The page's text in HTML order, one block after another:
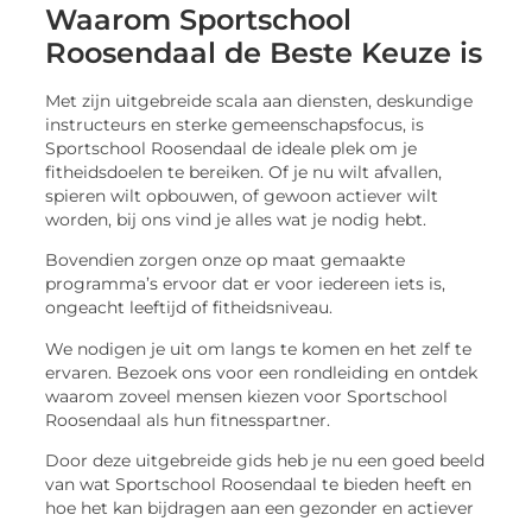
Waarom Sportschool
Roosendaal de Beste Keuze is
Met zijn uitgebreide scala aan diensten, deskundige
instructeurs en sterke gemeenschapsfocus, is
Sportschool Roosendaal de ideale plek om je
fitheidsdoelen te bereiken. Of je nu wilt afvallen,
spieren wilt opbouwen, of gewoon actiever wilt
worden, bij ons vind je alles wat je nodig hebt.
Bovendien zorgen onze op maat gemaakte
programma’s ervoor dat er voor iedereen iets is,
ongeacht leeftijd of fitheidsniveau.
We nodigen je uit om langs te komen en het zelf te
ervaren. Bezoek ons voor een rondleiding en ontdek
waarom zoveel mensen kiezen voor Sportschool
Roosendaal als hun fitnesspartner.
Door deze uitgebreide gids heb je nu een goed beeld
van wat Sportschool Roosendaal te bieden heeft en
hoe het kan bijdragen aan een gezonder en actiever